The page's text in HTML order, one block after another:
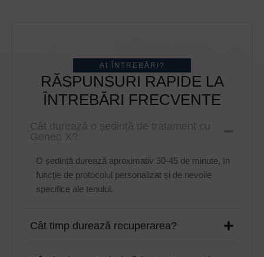
AI ÎNTREBĂRI?
RĂSPUNSURI RAPIDE LA
ÎNTREBĂRI FRECVENTE
Cât durează o ședință de tratament cu
Geneo X?
O ședință durează aproximativ 30-45 de minute, în
funcție de protocolul personalizat și de nevoile
specifice ale tenului.
Cât timp durează recuperarea?